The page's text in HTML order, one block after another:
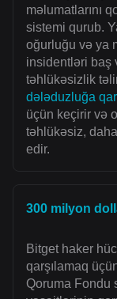
məlumatlarını
sistemi qurub.
oğurluğu və ya
insidentləri baş
təhlükəsizlik
dələduzluğa
üçün keçirir və
təhlükəsiz,
edir.
300 milyon
Bitget haker
qarşılamaq
Qoruma Fondu